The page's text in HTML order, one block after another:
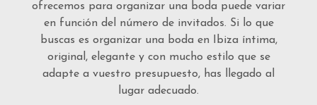
ofrecemos para organizar una boda puede variar
en función del número de invitados. Si lo que
buscas es organizar una boda en Ibiza íntima,
original, elegante y con mucho estilo que se
adapte a vuestro presupuesto, has llegado al
lugar adecuado.